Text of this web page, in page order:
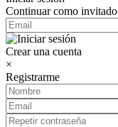
Continuar como invitado
Crear una cuenta
×
Registrarme